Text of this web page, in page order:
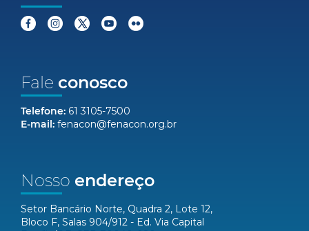
Fale conosco
Telefone: 61 3105-7500
E-mail: fenacon@fenacon.org.br
Nosso endereço
Setor Bancário Norte, Quadra 2, Lote 12,
Bloco F, Salas 904/912 - Ed. Via Capital